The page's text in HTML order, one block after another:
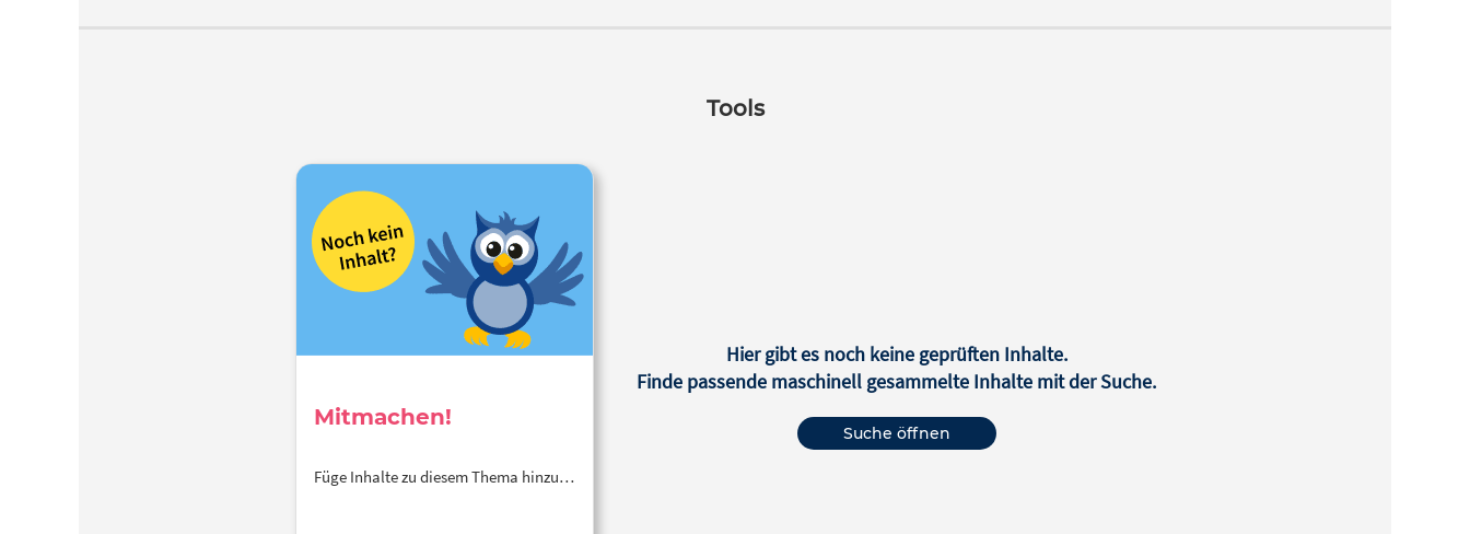
Tools
Mitmachen!
Füge Inhalte zu diesem Thema hinzu…
Hier gibt es noch keine geprüften Inhalte.
Finde passende maschinell gesammelte Inhalte mit der Suche.
Suche öffnen